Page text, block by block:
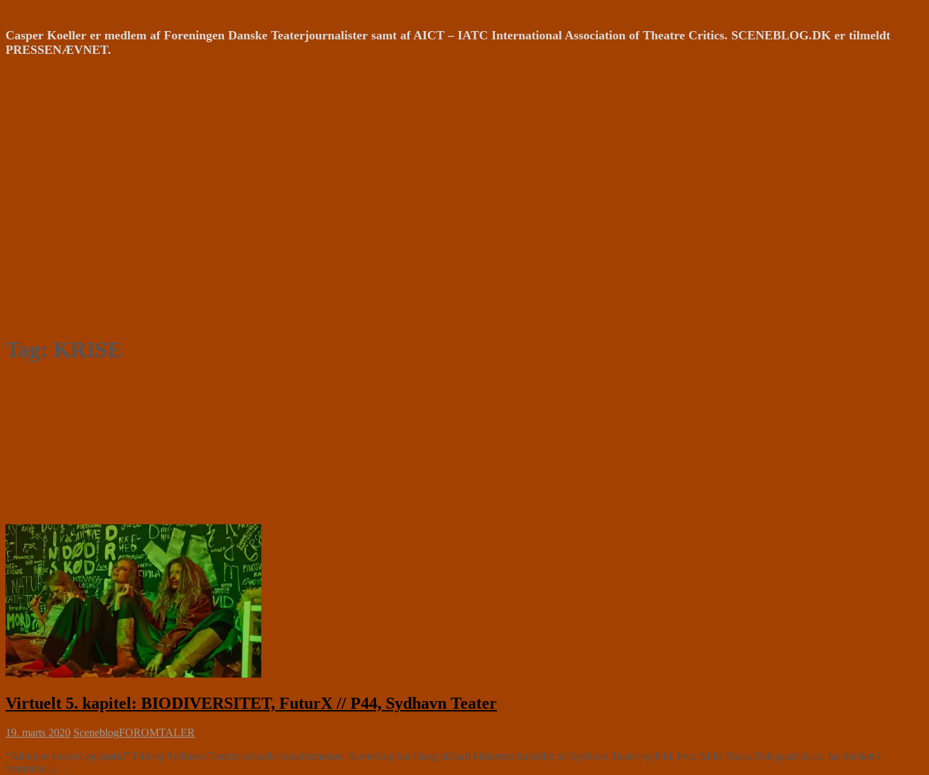
Casper Koeller er medlem af Foreningen Danske Teaterjournalister samt af AICT – IATC International Association of Theatre Critics. SCENEBLOG.DK er tilmeldt
PRESSENÆVNET.
Tag: KRISE
Virtuelt 5. kapitel: BIODIVERSITET, FuturX // P44, Sydhavn Teater
19. marts 2020 SceneblogFOROMTALER
“Alting er ensomt og mørkt” P44 og Sydhavn Teaters virtuelle transformation. Sceneblog har i lang tid haft kikkerten indstillet på Sydhavn Teater og P44, hvor Mille Maria Dalsgaard & co. har forsket i
fremtiden i[…]